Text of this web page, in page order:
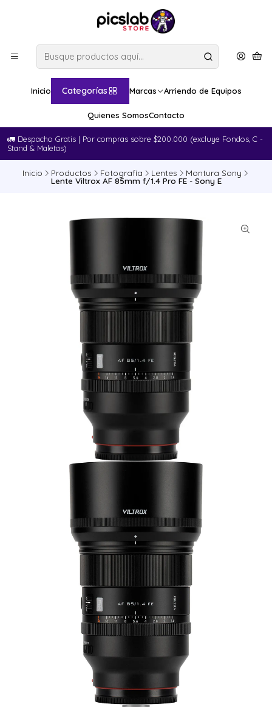
Inicio Categorías Marcas Arriendo de Equipos
Quienes SomosContacto
🚛​ Despacho Gratis | Por compras sobre $200.000 (excluye Fondos, C -
Stand & Maletas)
Inicio Productos Fotografía Lentes Montura Sony
Lente Viltrox AF 85mm f/1.4 Pro FE - Sony E